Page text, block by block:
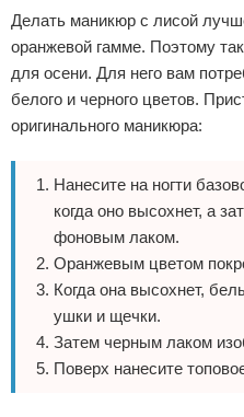
Делать маникюр с лисой
оранжевой гамме. Поэтому
для осени. Для него вам
белого и черного цветов.
оригинального маникюра:
Нанесите на ногти
когда оно высохнет, а
фоновым лаком.
Оранжевым цветом
Когда она высохнет,
ушки и щечки.
Затем черным лаком
Поверх нанесите